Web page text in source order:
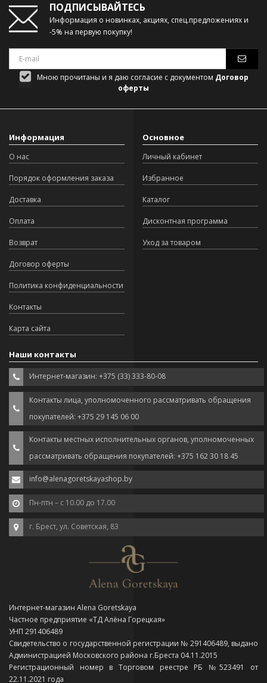
ПОДПИСЫВАЙТЕСЬ
Информация о новинках, акциях, спец.предложениях и
-5% на первую покупку!
Мною прочитаны и я даю согласие с документом Договор
оферты
Информация
О нас
Порядок оформления заказа
Доставка
Оплата
Возврат
Договор оферты
Политика конфиденциальности
Контакты
Карта сайта
Основное
Личный кабинет
Избранное
Каталог
Дисконтная программа
Уход за товаром
Наши контакты
Интернет-магазин: +375 (33) 333-80-08
Контакты лица, уполномоченного рассматривать обращения
покупателей: +375 29 145 06 00
Контакты местных исполнительных органов, уполномоченных
рассматривать обращения покупателей: +375 162 30 18 45
info@alenagoretskayashop.by
Пн-птн – с 10.00 до 17.00
г. Брест, ул. Советская, 83
Интернет-магазин Alena Goretskaya
Частное предприятие «ТД Алёна Горецкая»
УНП 291406489
Свидетельство о государственной регистрации № 291406489, выдано
Администрацией Московского района г.Бреста 04.11.2015
Регистрационный номер в Торговом реестре РБ №523491 от
22.11.2021 года